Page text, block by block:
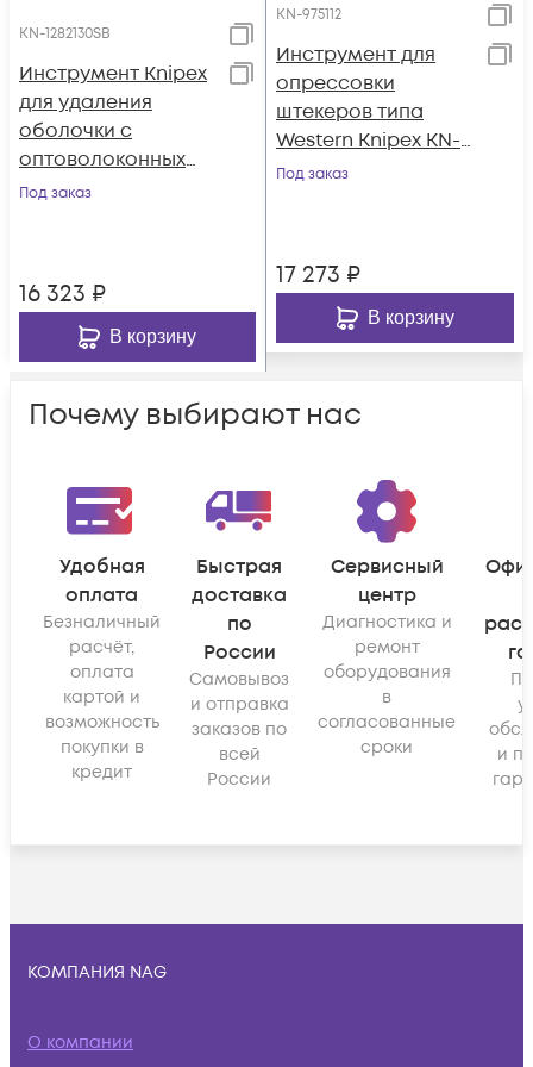
KN-1282130SB
Инструмент Knipex
для удаления
оболочки с
оптоволоконных
кабелей KN-
Под заказ
16 323 ₽
В корзину
KN-975112
Инструмент для
опрессовки
штекеров типа
Western Knipex KN-
975112
Под заказ
17 273 ₽
В корзину
Почему выбирают нас
Удобная
оплата
Безналичный
расчёт,
оплата
картой и
возможность
покупки в
кредит
Быстрая
доставка
по
России
Самовывоз
и отправка
заказов по
всей
России
Сервисный
центр
Диагностика и
ремонт
оборудования
в
согласованные
сроки
и
КОМПАНИЯ NAG
О компании